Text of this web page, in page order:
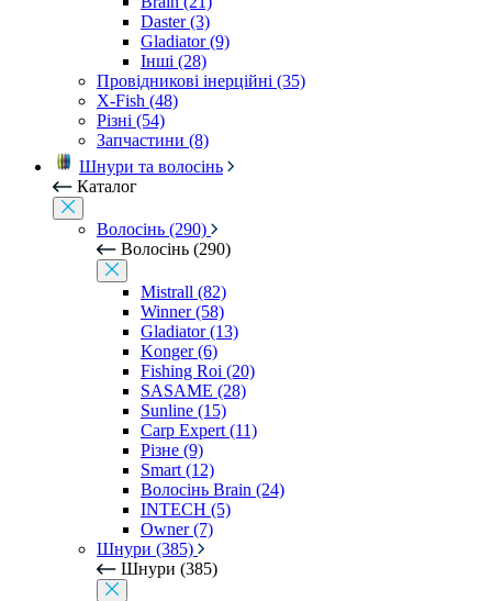
Daster (3)
Gladiator (9)
Інші (28)
Провідникові інерційні (35)
X-Fish (48)
Різні (54)
Запчастини (8)
Шнури та волосінь
Каталог
Волосінь (290)
Волосінь (290)
Mistrall (82)
Winner (58)
Gladiator (13)
Konger (6)
Fishing Roi (20)
SASAME (28)
Sunline (15)
Carp Expert (11)
Різне (9)
Smart (12)
Волосінь Brain (24)
INTECH (5)
Owner (7)
Шнури (385)
Шнури (385)